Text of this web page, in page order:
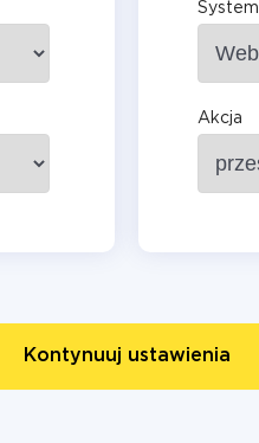
System
Akcja
Kontynuuj ustawienia